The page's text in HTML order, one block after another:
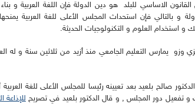
الاساسي للبلد هو دين الدولة فإن اللغة العربية و
و بالتالي فإن استحداث المجلس الأعلى للغة العربية
و استخدام العلوم و التكنولوجيات الحديثة.
وزو يمارس التعليم الجامعي منذ أزيد من ثلاثين سنة و له
صالح بلعيد بعد تعيينه رئيسا للمجلس الأعلى للغة العربية
دور المجلس , و قال الدكتور بلعيد في تصريح للإذاعة